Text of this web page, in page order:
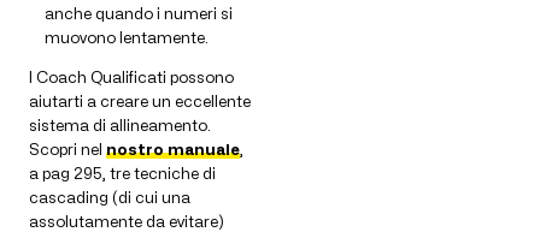
anche quando i numeri si
muovono lentamente.
I Coach Qualificati possono
aiutarti a creare un eccellente
sistema di allineamento.
Scopri nel nostro manuale
a pag 295, tre tecniche di
cascading (di cui una
assolutamente da evitare)